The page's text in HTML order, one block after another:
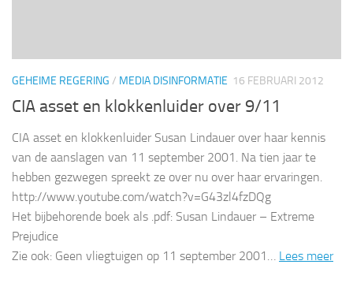
GEHEIME REGERING / MEDIA DISINFORMATIE 16 FEBRUARI 2012
CIA asset en klokkenluider over 9/11
CIA asset en klokkenluider Susan Lindauer over haar kennis
van de aanslagen van 11 september 2001. Na tien jaar te
hebben gezwegen spreekt ze over nu over haar ervaringen.
http://www.youtube.com/watch?v=G43zl4fzDQg
Het bijbehorende boek als .pdf: Susan Lindauer – Extreme
Prejudice
Zie ook: Geen vliegtuigen op 11 september 2001… Lees meer